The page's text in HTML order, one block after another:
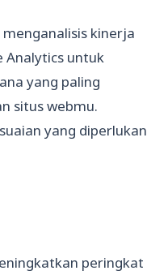
kinerja
Analytics untuk
yang paling
situs webmu.
yang diperlukan
peringkat